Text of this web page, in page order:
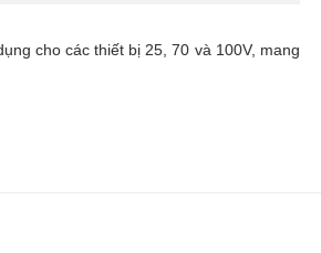
cho các thiết bị 25, 70 và 100V, mang